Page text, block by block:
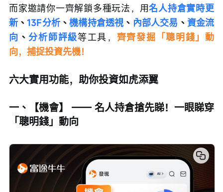
而家邀請你一齊解鎖多種玩法，用名人持倉實時更
新 、13F分析、機構持倉透視、 內部人交易 、 資金流
向 、分析師評級等工具， 齊齊發掘「聰明錢」動
向，捕捉投資先機！
六大實用功能，助你投資如虎添翼
一、【機會】 —— 名人持倉搶先睇！一眼睇穿
「聰明錢」動向